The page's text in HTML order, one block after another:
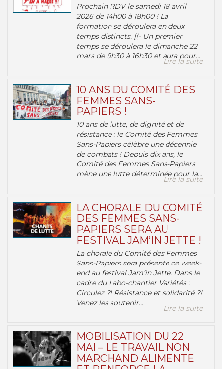
Prochain RDV le samedi 18 avril
2026 de 14h00 à 18h00 ! La
formation se déroulera en deux
temps distincts. [(- Un premier
temps se déroulera le dimanche 22
mars de 9h30 à 16h30 et aura pour...
Lire la suite
10 ANS DU COMITÉ DES
FEMMES SANS-
PAPIERS !
10 ans de lutte, de dignité et de
résistance : le Comité des Femmes
Sans-Papiers célèbre une décennie
de combats ! Depuis dix ans, le
Comité des Femmes Sans-Papiers
mène une lutte déterminée pour la...
Lire la suite
LA CHORALE DU COMITÉ
DES FEMMES SANS-
PAPIERS SERA AU
FESTIVAL JAM’IN JETTE !
La chorale du Comité des Femmes
Sans-Papiers sera présente ce week-
end au festival Jam’in Jette. Dans le
cadre du Labo-chantier Variétés :
Circulez ?! Résistance et solidarité ?!
Venez les soutenir...
Lire la suite
MOBILISATION DU 22
MAI – LE TRAVAIL NON
MARCHAND ALIMENTE